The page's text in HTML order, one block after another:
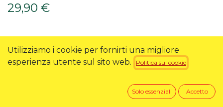
29,90 €
RICHIEDI INFO
Utilizziamo i cookie per fornirti una migliore
esperienza utente sul sito web.
Politica sui cookie
Solo essenziali Accetto